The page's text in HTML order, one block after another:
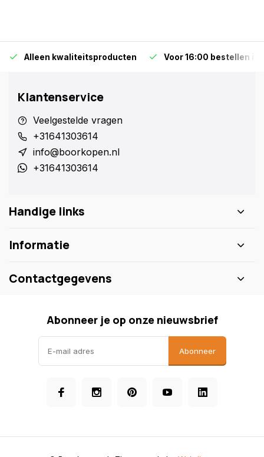
Alleen kwaliteitsproducten Voor 16:00 bestellen is
Klantenservice
Veelgestelde vragen
+31641303614
info@boorkopen.nl
+31641303614
Handige links
Informatie
Contactgegevens
Abonneer je op onze nieuwsbrief
Abonneer